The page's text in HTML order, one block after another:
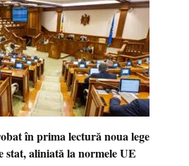
în prima lectură noua lege
aliniată la normele UE